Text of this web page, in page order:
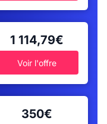
1 114,79€
Voir l'offre
350€